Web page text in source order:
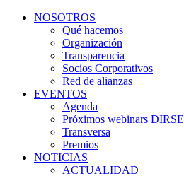
NOSOTROS
Qué hacemos
Organización
Transparencia
Socios Corporativos
Red de alianzas
EVENTOS
Agenda
Próximos webinars DIRSE
Transversa
Premios
NOTICIAS
ACTUALIDAD